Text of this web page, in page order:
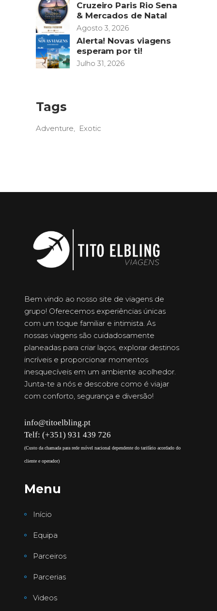
Cruzeiro Paris Rio Sena
& Mercados de Natal
Agosto 3, 2026
Alerta! Novas viagens
esperam por ti!
Julho 31, 2026
Tags
Adventure Exotic
Bem vindo ao nosso site de viagens de
grupo! Oferecemos experiências únicas
com um toque familiar e intimista. As
nossas viagens são cuidadosamente
planeadas para criar laços, explorar destinos
incríveis e proporcionar momentos
inesquecíveis em um ambiente acolhedor.
Junta-te a nós e descobre como é viajar
com conforto, segurança e diversão!
info@titoelbling.pt
Telf: (+351) 931 439 726
(Custo da chamada para rede móvel nacional dependente do tarifário acordado do
cliente e operador)
Menu
Início
Equipa
Parceiros
Parcerias
Videos